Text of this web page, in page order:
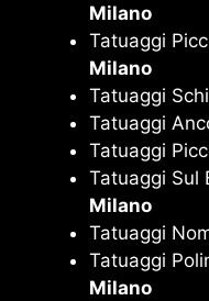
Milano
Tatuaggi
Milano
Tatuaggi
Tatuaggi
Tatuaggi
Tatuaggi Sul
Milano
Tatuaggi
Tatuaggi
Milano